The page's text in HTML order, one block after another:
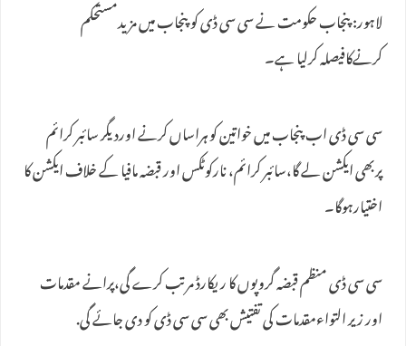
لاہور: پنجاب حکومت نے سی سی ڈی کوپنجاب میں مزیدمستحکم
کرنےکافیصلہ کرلیا ہے۔
سی سی ڈی اب پنجاب میں خواتین کو ہراساں کرنے اوردیگر سائبر کرائم
پربھی ایکشن لے گا،سائبر کرائم، نارکوٹکس اور قبضہ مافیا کے خلاف ایکشن کا
اختیارہوگا۔
سی سی ڈی منظم قبضہ گروپوں کا ریکارڈ مرتب کرے گی،پرانے مقدمات
اور زیر التواءمقدمات کی تفتیش بھی سی سی ڈی کو دی جائے گی.